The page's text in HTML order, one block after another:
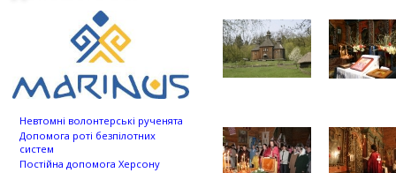
Невтомні волонтерські рученята
Допомога роті безпілотних
систем
Постійна допомога Херсону